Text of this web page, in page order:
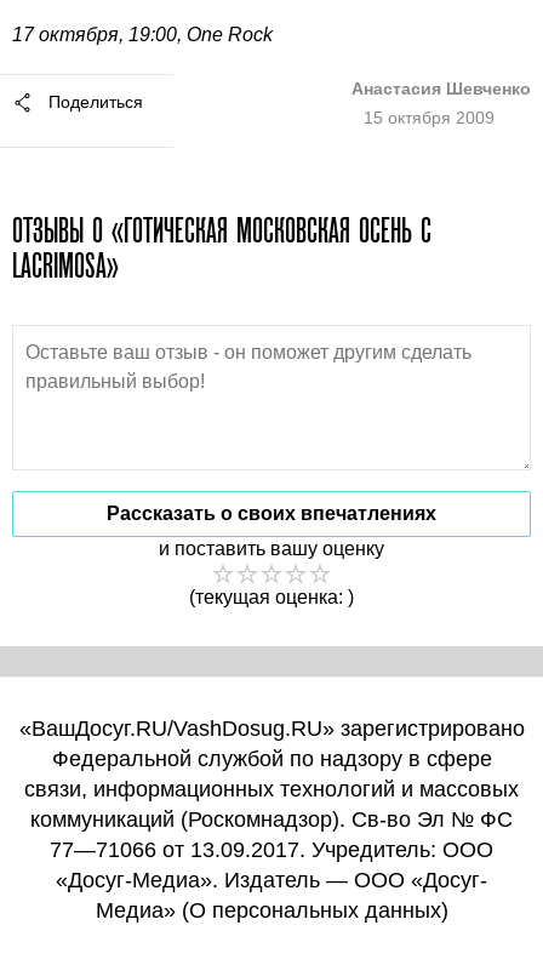
17 октября, 19:00, One Rock
Поделиться
Анастасия Шевченко
15 октября 2009
ОТЗЫВЫ О «ГОТИЧЕСКАЯ МОСКОВСКАЯ ОСЕНЬ С
LACRIMOSA»
Рассказать о своих впечатлениях
и поставить вашу оценку
(текущая оценка: )
«ВашДосуг.RU/VashDosug.RU» зарегистрировано
Федеральной службой по надзору в сфере
связи, информационных технологий и массовых
коммуникаций (Роскомнадзор). Св-во Эл № ФС
77—71066 от 13.09.2017. Учредитель: ООО
«Досуг-Медиа». Издатель — ООО «Досуг-
Медиа» (О персональных данных)